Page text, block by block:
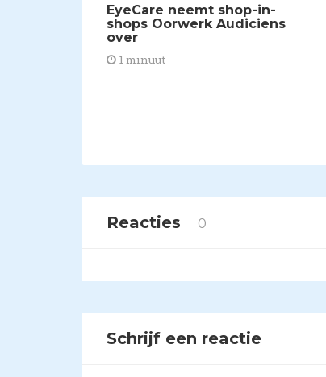
EyeCare neemt shop-in-
shops Oorwerk Audiciens
over
1 minuut
Reacties 0
Schrijf een reactie